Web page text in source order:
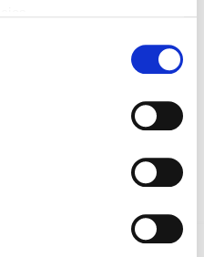
DE SEGURIDAD
MUFACE NO MEJORA LAS
QUE ATIENDEN A
OURENSE EXIGE MEDIDAS
CRÍTICA DEL SERVICIO DE